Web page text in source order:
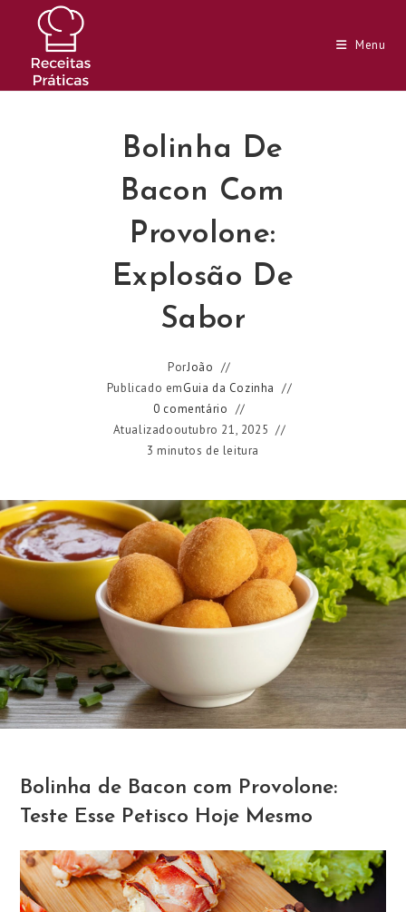
conteúdo
Menu
Bolinha De
Bacon Com
Provolone:
Explosão De
Sabor
PorJoão
Publicado emGuia da Cozinha
0 comentário
Atualizadooutubro 21, 2025
3 minutos de leitura
Bolinha de Bacon com Provolone:
Teste Esse Petisco Hoje Mesmo